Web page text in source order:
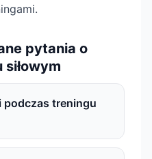
pytania o
siłowym
treningu